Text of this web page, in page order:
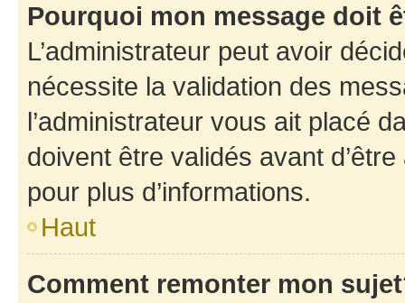
Pourquoi mon message doit
L’administrateur peut avoir
nécessite la validation des
l’administrateur vous ait placé
doivent être validés avant
pour plus d’informations.
Haut
Comment remonter mon